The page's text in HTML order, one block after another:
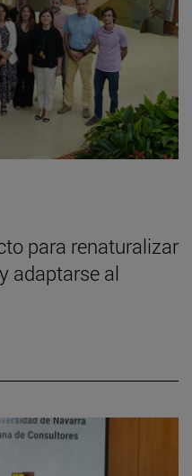
para renaturalizar
adaptarse al